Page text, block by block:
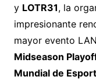
y LOTR31, la
impresionante
mayor evento
Midseason
Mundial de